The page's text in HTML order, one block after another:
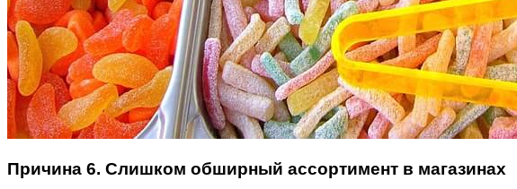
Причина 6. Слишком обширный ассортимент в магазинах